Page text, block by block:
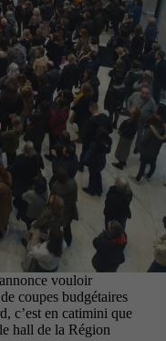
vouloir
coupes budgétaires
c’est en catimini que
hall de la Région